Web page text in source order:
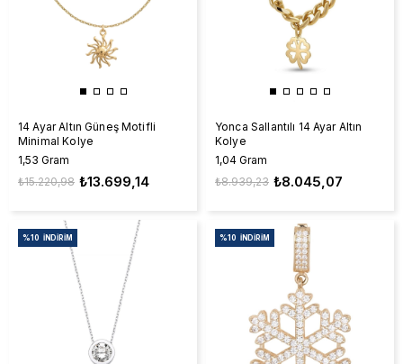
14 Ayar Altın Güneş Motifli
Minimal Kolye
1,53 Gram
₺13.699,14
₺15.220,98
Yonca Sallantılı 14 Ayar Altın
Kolye
1,04 Gram
₺8.045,07
₺8.939,23
%10 İNDIRIM %10 İNDIRIM